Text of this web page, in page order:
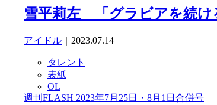
雪平莉左 「グラビアを続け
アイドル ｜2023.07.14
タレント
表紙
OL
週刊FLASH 2023年7月25日・8月1日合併号